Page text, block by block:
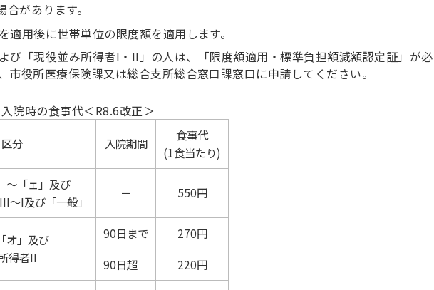
があります。
適用後に世帯単位の限度額を適用します。
び「現役並み所得者I・II」の人は、「限度額適用・標準負担額減額認定証」が必
市役所医療保険課又は総合支所総合窓口課窓口に申請してください。
入院時の食事代＜R8.6改正＞
区分 入院期間
食事代
(1食当たり)
～「ェ」及び
～I及び「一般」
－ 550円
オ」及び
得者II
90日まで
270円
90日超
220円